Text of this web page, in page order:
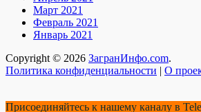
Март 2021
Февраль 2021
Январь 2021
Copyright © 2026 ЗагранИнфо.com.
Политика конфиденциальности | О
Присоединяйтесь к нашему каналу в